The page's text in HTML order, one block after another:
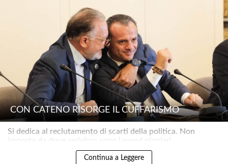
CON CATENO RISORGE IL CUFFARISMO
Si dedica al reclutamento di scarti della politica. Non
importa da dove arrivino: sono i nuovi pionieri..
Continua a Leggere